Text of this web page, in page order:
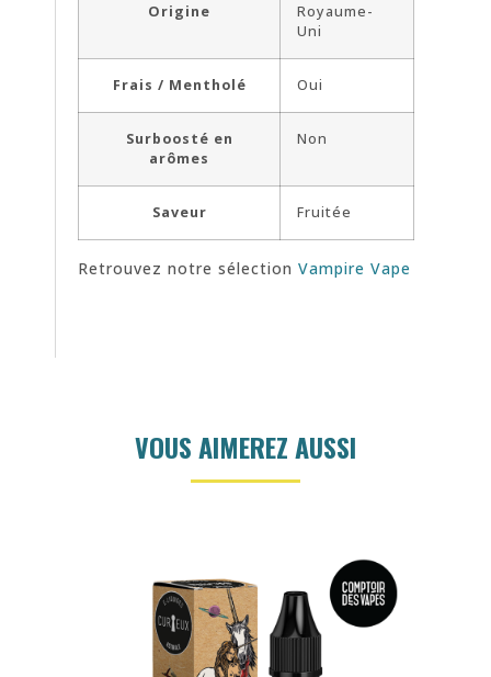
Origine
Royaume-
Uni
Frais / Mentholé Oui
Surboosté en
arômes
Non
Saveur Fruitée
Retrouvez notre sélection Vampire Vape
VOUS AIMEREZ AUSSI